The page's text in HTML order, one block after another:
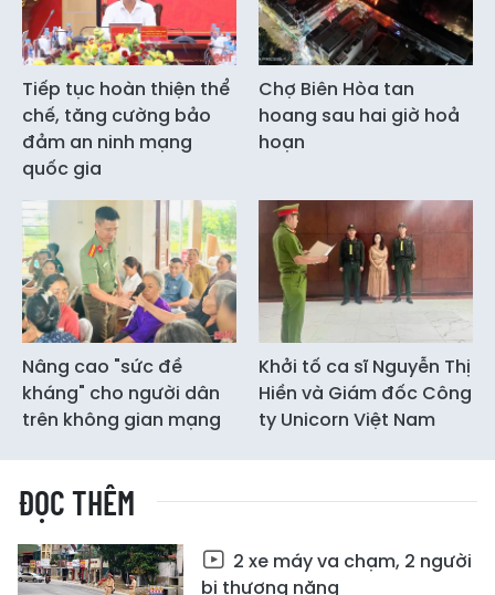
Tiếp tục hoàn thiện thể
chế, tăng cường bảo
đảm an ninh mạng
quốc gia
Chợ Biên Hòa tan
hoang sau hai giờ hoả
hoạn
Nâng cao "sức đề
kháng" cho người dân
trên không gian mạng
Khởi tố ca sĩ Nguyễn Thị
Hiền và Giám đốc Công
ty Unicorn Việt Nam
ĐỌC THÊM
2 xe máy va chạm, 2 người
bị thương nặng